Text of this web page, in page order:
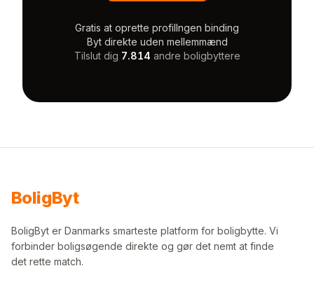
Gratis at oprette profilIngen binding
Byt direkte uden mellemmænd
Tilslut dig 7.814 andre boligbyttere
BoligByt
BoligByt er Danmarks smarteste platform for boligbytte. Vi
forbinder boligsøgende direkte og gør det nemt at finde
det rette match.